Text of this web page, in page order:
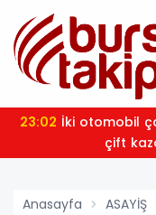
23:02
çift
Anasayfa ASAYİŞ